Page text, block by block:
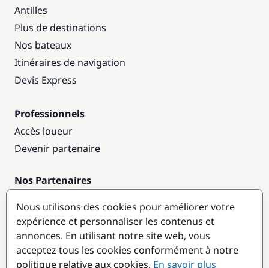
Antilles
Plus de destinations
Nos bateaux
Itinéraires de navigation
Devis Express
Professionnels
Accès loueur
Devenir partenaire
Nos Partenaires
Destinations populaires
Nous utilisons des cookies pour améliorer votre
expérience et personnaliser les contenus et
annonces. En utilisant notre site web, vous
acceptez tous les cookies conformément à notre
politique relative aux cookies. En savoir plus